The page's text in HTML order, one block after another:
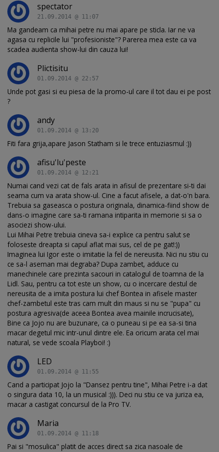
spectator
21.09.2014 @ 11:07
Ma gandeam ca mihai petre nu mai apare pe sticla. Iar ne va
agasa cu replicile lui "profesioniste"? Parerea mea este ca va
scadea audienta show-lui din cauza lui!
Plictisitu
01.09.2014 @ 22:57
Unde pot gasi si eu piesa de la promo-ul care il tot dau ei pe post
?
andy
01.09.2014 @ 13:20
Fiti fara grija,apare Jason Statham si le trece entuziasmul :))
afisu'lu'peste
01.09.2014 @ 12:21
Numai cand vezi cat de fals arata in afisul de prezentare si-ti dai
seama cum va arata show-ul. Cine a facut afisele, a dat-o'n bara.
Trebuia sa gaseasca o postura originala, dinamica-fiind show de
dans-o imagine care sa-ti ramana intiparita in memorie si sa o
asociezi show-ului.
Lui Mihai Petre trebuia cineva sa-i explice ca pentru salut se
foloseste dreapta si capul aflat mai sus, cel de pe gat!:))
Imaginea lui Igor este o imitatie la fel de nereusita. Nici nu stiu cu
ce sa-l aseman mai degraba? Dupa zambet, adduce cu
manechinele care prezinta sacouri in catalogul de toamna de la
Lidl. Sau, pentru ca tot este un show, cu o incercare destul de
nereusita de a imita postura lui chef Bontea in afisele master
chef-zambetul este tras cam mult din maus si nu se "pupa" cu
postura agresiva(de aceea Bontea avea mainile incrucisate),
Bine ca Jojo nu are buzunare, ca o puneau si pe ea sa-si tina
macar degetul mic intr-unul dintre ele. Ea oricum arata cel mai
natural, se vede scoala Playboi! :)
LED
01.09.2014 @ 11:55
Cand a participat Jojo la "Dansez pentru tine", Mihai Petre i-a dat
o singura data 10, la un musical :))). Deci nu stiu ce va juriza ea,
macar a castigat concursul de la Pro TV.
Maria
01.09.2014 @ 11:18
Pai si "mosulica" platit de acces direct sa zica nasoale de